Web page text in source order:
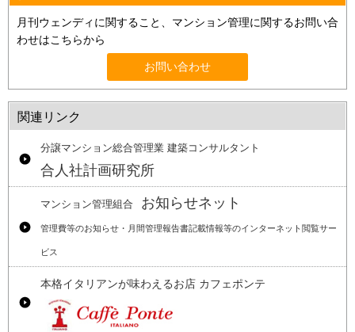
月刊ウェンディに関すること、マンション管理に関するお問い合
わせはこちらから
お問い合わせ
関連リンク
分譲マンション総合管理業 建築コンサルタント
合人社計画研究所
マンション管理組合 お知らせネット
管理費等のお知らせ・月間管理報告書記載情報等のインターネット閲覧サー
ビス
本格イタリアンが味わえるお店 カフェポンテ